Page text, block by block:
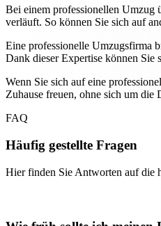
Bei einem professionellen Umzug
verläuft. So können Sie sich auf
Eine professionelle Umzugsfirma
Dank dieser Expertise können Sie
Wenn Sie sich auf eine
Zuhause freuen, ohne sich um die
FAQ
Häufig gestellte Fragen
Hier finden Sie Antworten auf die